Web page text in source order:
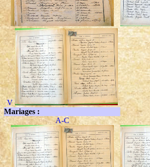
V
Mariages :
A-C